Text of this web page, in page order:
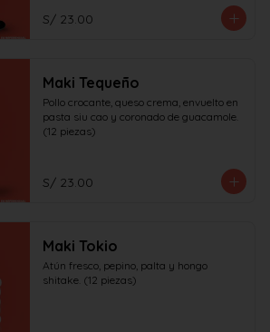
S/ 23.00
Maki Tequeño
Pollo crocante, queso crema, envuelto en
pasta siu cao y coronado de guacamole.
(12 piezas)
S/ 23.00
Maki Tokio
Atún fresco, pepino, palta y hongo
shitake. (12 piezas)